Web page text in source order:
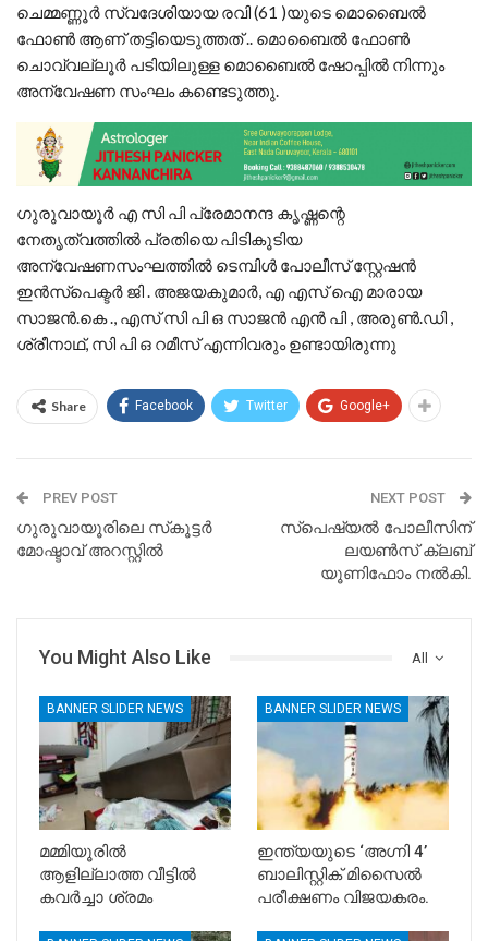
ചെമ്മണ്ണൂർ സ്വദേശിയായ രവി (61 )യുടെ മൊബൈൽ
ഫോൺ ആണ് തട്ടിയെടുത്തത് .. മൊബൈൽ ഫോൺ
ചൊവ്വല്ലൂർ പടിയിലുള്ള മൊബൈൽ ഷോപ്പിൽ നിന്നും
അന്വേഷണ സംഘം കണ്ടെടുത്തു.
ഗുരുവായൂർ എ സി പി പ്രേമാനന്ദ കൃഷ്ണന്റെ
നേതൃത്വത്തിൽ പ്രതിയെ പിടികൂടിയ
അന്വേഷണസംഘത്തിൽ ടെമ്പിൾ പോലീസ് സ്റ്റേഷൻ
ഇൻസ്പെക്ടർ ജി . അജയകുമാർ, എ എസ് ഐ മാരായ
സാജൻ.കെ ., എസ് സി പി ഒ സാജൻ എൻ പി , അരുൺ.ഡി ,
ശ്രീനാഥ്, സി പി ഒ റമീസ് എന്നിവരും ഉണ്ടായിരുന്നു
Share Facebook Twitter Google+
PREV POST
ഗുരുവായൂരിലെ സ്‌കൂട്ടർ
മോഷ്ടാവ് അറസ്റ്റിൽ
NEXT POST
സ്പെഷ്യൽ പോലീസിന്
ലയൺസ് ക്ലബ്‌
യൂണിഫോം നൽകി.
All
You Might Also Like
BANNER SLIDER NEWS
മമ്മിയൂരിൽ
ആളില്ലാത്ത വീട്ടിൽ
കവർച്ചാ ശ്രമം
BANNER SLIDER NEWS
ഇന്ത്യയുടെ ‘അഗ്നി 4’
ബാലിസ്റ്റിക് മിസൈൽ
പരീക്ഷണം വിജയകരം.